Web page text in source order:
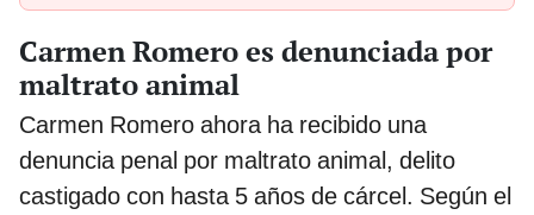
Carmen Romero es denunciada por
maltrato animal
Carmen Romero ahora ha recibido una
denuncia penal por maltrato animal, delito
castigado con hasta 5 años de cárcel. Según el